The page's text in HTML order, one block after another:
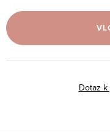
cena:
Dotaz